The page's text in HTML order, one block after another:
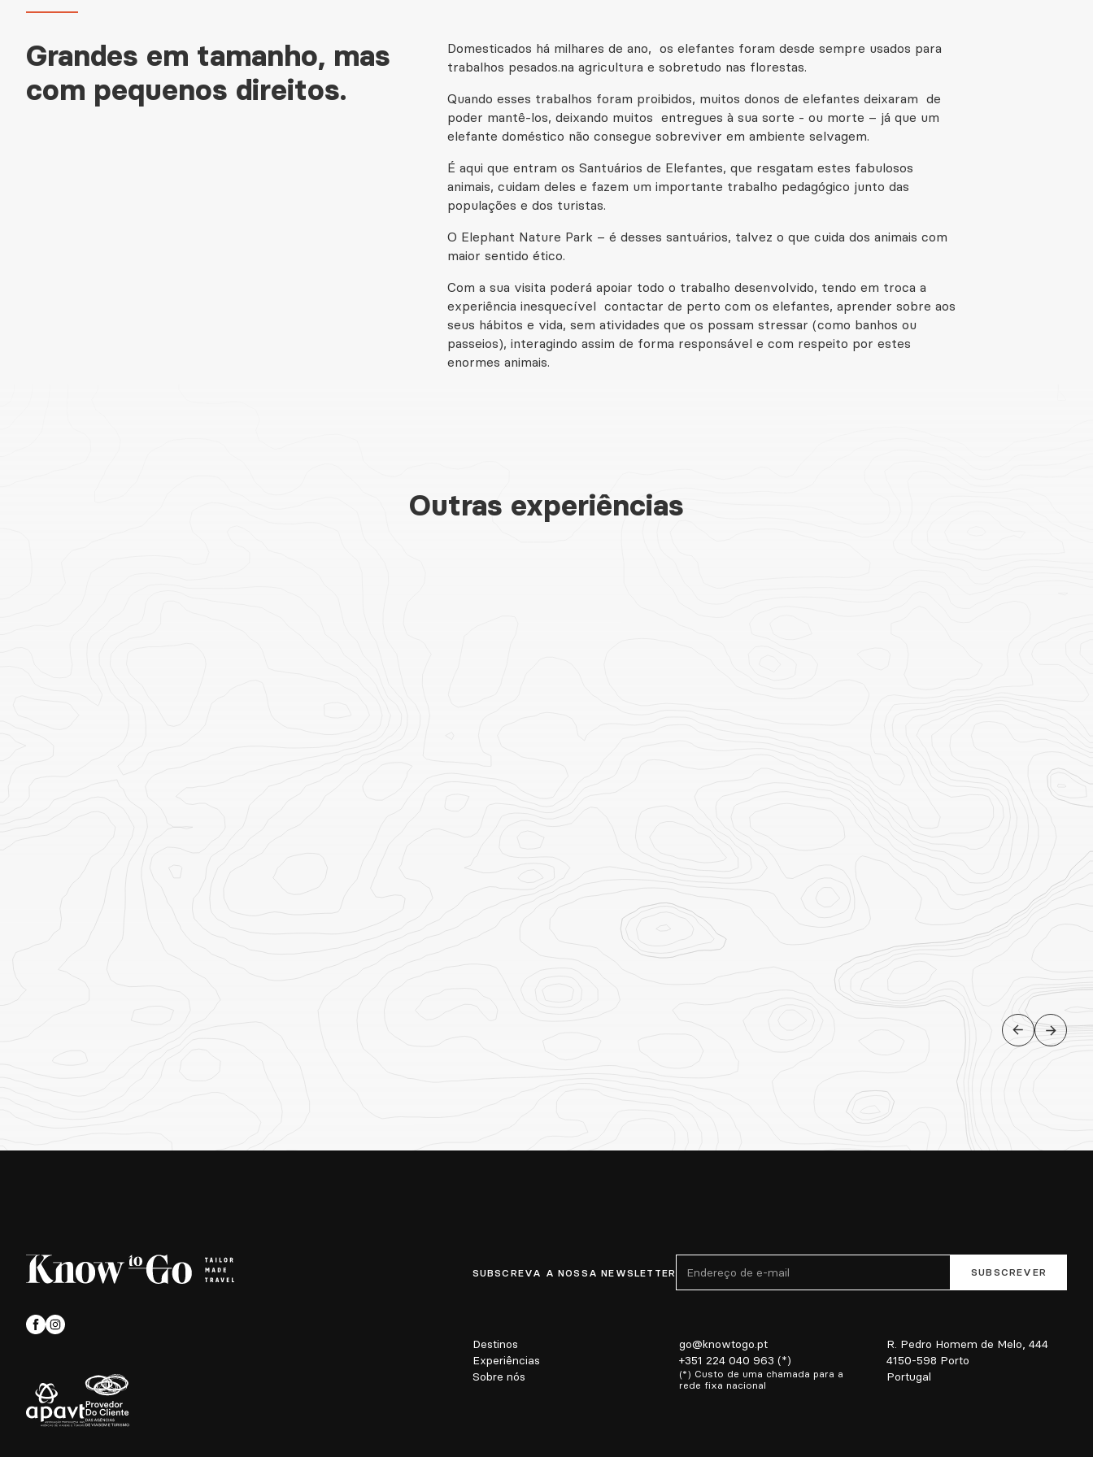
Grandes em tamanho, mas
com pequenos direitos.
Domesticados há milhares de ano, os elefantes foram desde sempre usados para
trabalhos pesados.na agricultura e sobretudo nas florestas.
Quando esses trabalhos foram proibidos, muitos donos de elefantes deixaram de
poder mantê-los, deixando muitos entregues à sua sorte - ou morte – já que um
elefante doméstico não consegue sobreviver em ambiente selvagem.
É aqui que entram os Santuários de Elefantes, que resgatam estes fabulosos
animais, cuidam deles e fazem um importante trabalho pedagógico junto das
populações e dos turistas.
O Elephant Nature Park – é desses santuários, talvez o que cuida dos animais com
maior sentido ético.
Com a sua visita poderá apoiar todo o trabalho desenvolvido, tendo em troca a
experiência inesquecível contactar de perto com os elefantes, aprender sobre aos
seus hábitos e vida, sem atividades que os possam stressar (como banhos ou
passeios), interagindo assim de forma responsável e com respeito por estes
enormes animais.
Outras experiências
SUBSCREVA A NOSSA NEWSLETTER
Destinos
Experiências
Sobre nós
go@knowtogo.pt
+351 224 040 963 (*)
(*) Custo de uma chamada para a
rede fixa nacional
R. Pedro Homem de Melo, 444
4150-598 Porto
Portugal